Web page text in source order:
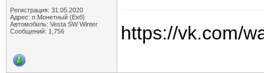
Регистрация: 31.05.2020
Адрес: п.Монетный (Екб)
Автомобиль: Vesta SW Winter
Сообщений: 1,756
https://vk.com/